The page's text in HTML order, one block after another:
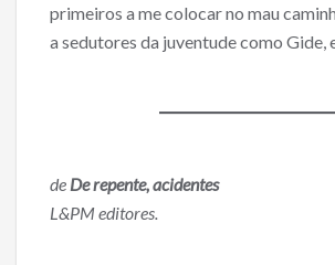
primeiros a me colocar no mau
a sedutores da juventude como Gide,
de De repente, acidentes
L&PM editores.